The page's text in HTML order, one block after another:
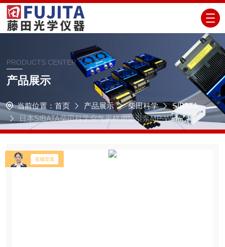
PRODUCTS CENTER
产品展示
当前位置： 首页 产品展示 柴田科学
SIBATA
日本SIBATA柴田科学空气采样用吸引泵MP-W5P